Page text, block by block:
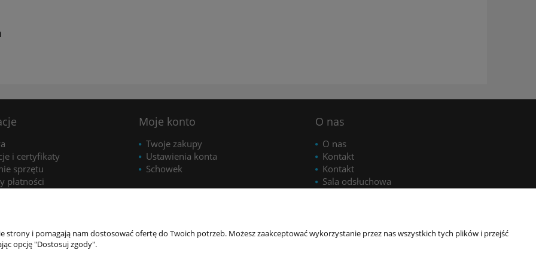
i certyfikaty
sprzętu
płatności
prywatności
Moje konto
Twoje zakupy
Ustawienia konta
Schowek
O nas
O nas
Kontakt
Kontakt
Sala odsłuchowa
strony i pomagają nam dostosować ofertę do Twoich potrzeb. Możesz zaakceptować wykorzystanie przez nas wszystkich tych plików i przejść
opcję "Dostosuj zgody".